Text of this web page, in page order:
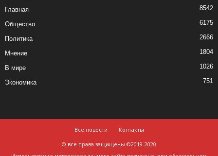
Главная 8542
Общество 6175
Политика 2666
Мнение 1804
В мире 1026
Экономика 751
Все новости
Контакты
© все права защищены ©2019-2020